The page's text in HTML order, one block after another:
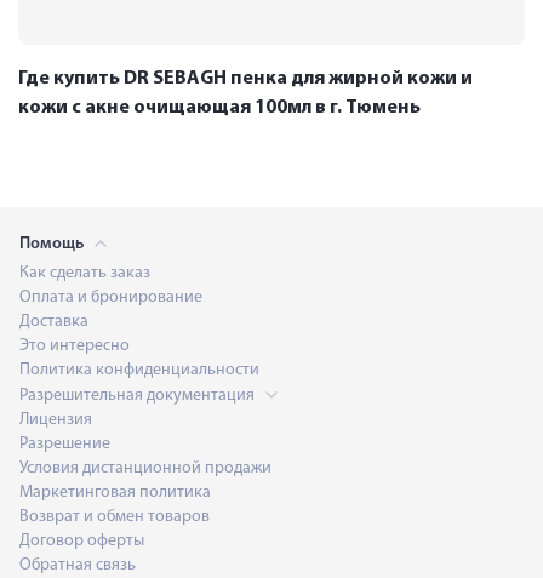
Где купить DR SEBAGH пенка для жирной кожи и
кожи с акне очищающая 100мл в г. Тюмень
Помощь
Как сделать заказ
Оплата и бронирование
Доставка
Это интересно
Политика конфиденциальности
Разрешительная документация
Лицензия
Разрешение
Условия дистанционной продажи
Маркетинговая политика
Возврат и обмен товаров
Договор оферты
Обратная связь